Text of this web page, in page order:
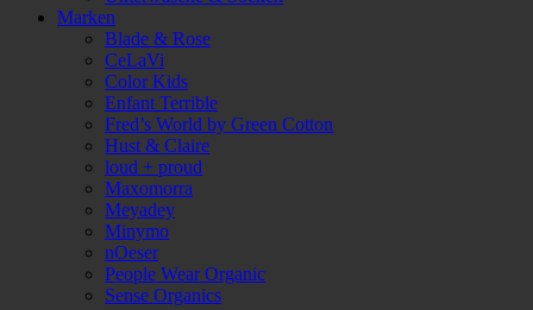
Marken
Blade & Rose
CeLaVi
Color Kids
Enfant Terrible
Fred’s World by Green Cotton
Hust & Claire
loud + proud
Maxomorra
Meyadey
Minymo
nOeser
People Wear Organic
Sense Organics